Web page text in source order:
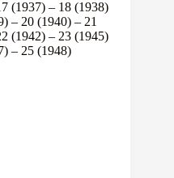
(1937) – 18 (1938)
– 20 (1940) – 21
(1942) – 23 (1945)
– 25 (1948)